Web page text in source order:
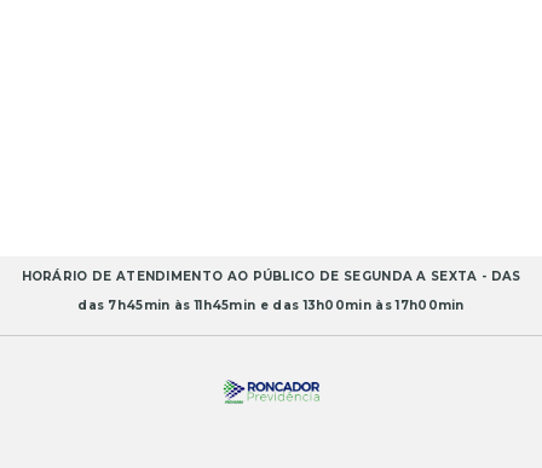
HORÁRIO DE ATENDIMENTO AO PÚBLICO DE SEGUNDA A SEXTA - DAS
das 7h45min às 11h45min e das 13h00min às 17h00min